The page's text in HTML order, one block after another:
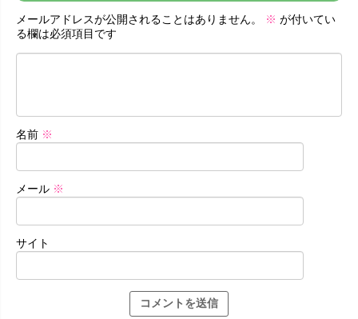
メールアドレスが公開されることはありません。 ※ が付いてい
る欄は必須項目です
名前 ※
メール ※
サイト